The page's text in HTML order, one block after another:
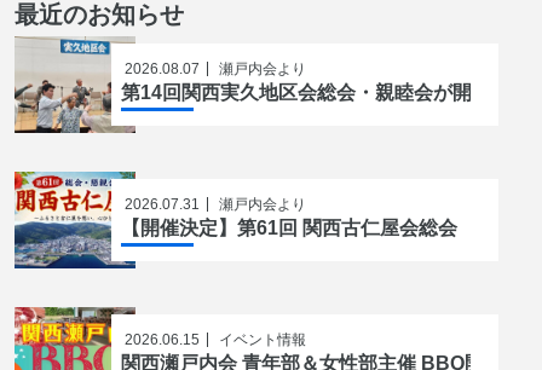
最近のお知らせ
第14回関西実久地区会総会・親睦会が開催され
瀬戸内会より
2026.08.07
【開催決定】第61回 関西古仁屋会総会
瀬戸内会より
2026.07.31
関西瀬戸内会 青年部＆女性部主催 BBQ開催の
イベント情報
2026.06.15